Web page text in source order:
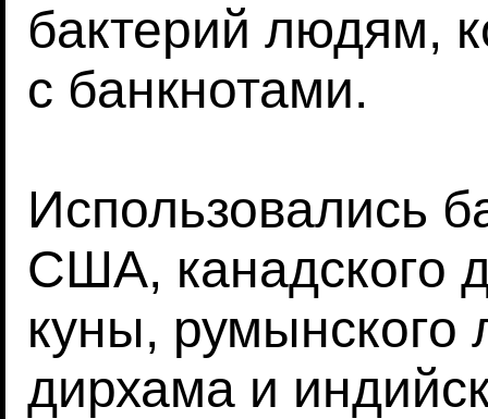
бактерий людям,
с банкнотами.
Использовались
США, канадского
куны, румынского
дирхама и